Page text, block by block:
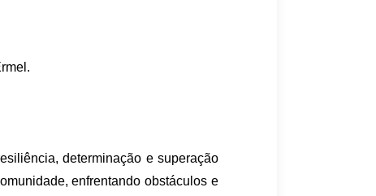
determinação e superação
enfrentando obstáculos e